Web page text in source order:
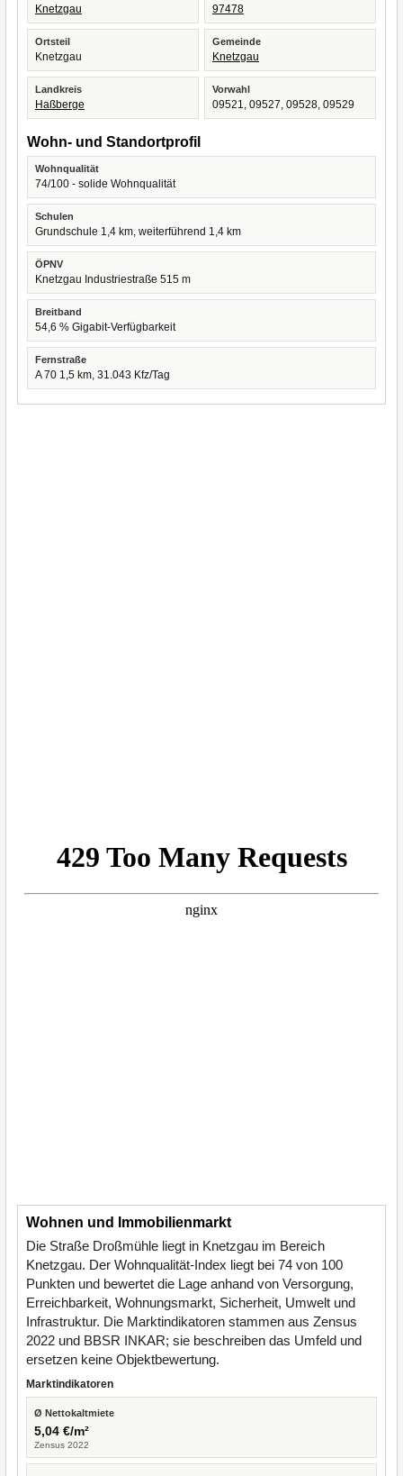
Knetzgau 97478
Ortsteil
Knetzgau
Gemeinde
Knetzgau
Landkreis
Haßberge
Vorwahl
09521, 09527, 09528, 09529
Wohn- und Standortprofil
Wohnqualität
74/100 - solide Wohnqualität
Schulen
Grundschule 1,4 km, weiterführend 1,4 km
ÖPNV
Knetzgau Industriestraße 515 m
Breitband
54,6 % Gigabit-Verfügbarkeit
Fernstraße
A 70 1,5 km, 31.043 Kfz/Tag
Wohnen und Immobilienmarkt
Die Straße Droßmühle liegt in Knetzgau im Bereich
Knetzgau. Der Wohnqualität-Index liegt bei 74 von 100
Punkten und bewertet die Lage anhand von Versorgung,
Erreichbarkeit, Wohnungsmarkt, Sicherheit, Umwelt und
Infrastruktur. Die Marktindikatoren stammen aus Zensus
2022 und BBSR INKAR; sie beschreiben das Umfeld und
ersetzen keine Objektbewertung.
Marktindikatoren
Ø Nettokaltmiete
5,04 €/m²
Zensus 2022